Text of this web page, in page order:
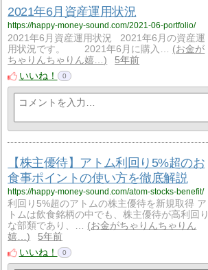
2021年6月資産運用状況
https://happy-money-sound.com/2021-06-portfolio/
2021年6月資産運用状況 2021年6月の資産運
用状況です。 2021年6月に購入…
お金が
ちゃりんちゃりん嬉…
5年前
いいね！
0
【株主優待】アトム利回り5%超のお
食事ポイントの使い方を徹底解説
https://happy-money-sound.com/atom-stocks-benefit/
利回り5%超のアトムの株主優待を新規取得 ア
トムは飲食銘柄の中でも、株主優待が高利回り
な部類であり、…
お金がちゃりんちゃりん
嬉…
5年前
いいね！
0